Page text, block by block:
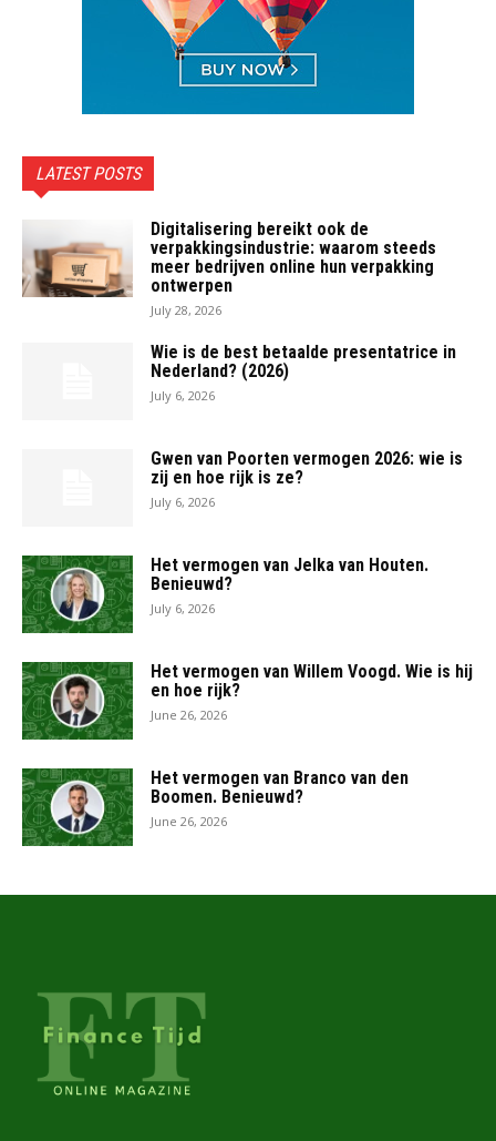
LATEST POSTS
Digitalisering bereikt ook de
verpakkingsindustrie: waarom steeds
meer bedrijven online hun verpakking
ontwerpen
July 28, 2026
Wie is de best betaalde presentatrice in
Nederland? (2026)
July 6, 2026
Gwen van Poorten vermogen 2026: wie is
zij en hoe rijk is ze?
July 6, 2026
Het vermogen van Jelka van Houten.
Benieuwd?
July 6, 2026
Het vermogen van Willem Voogd. Wie is hij
en hoe rijk?
June 26, 2026
Het vermogen van Branco van den
Boomen. Benieuwd?
June 26, 2026